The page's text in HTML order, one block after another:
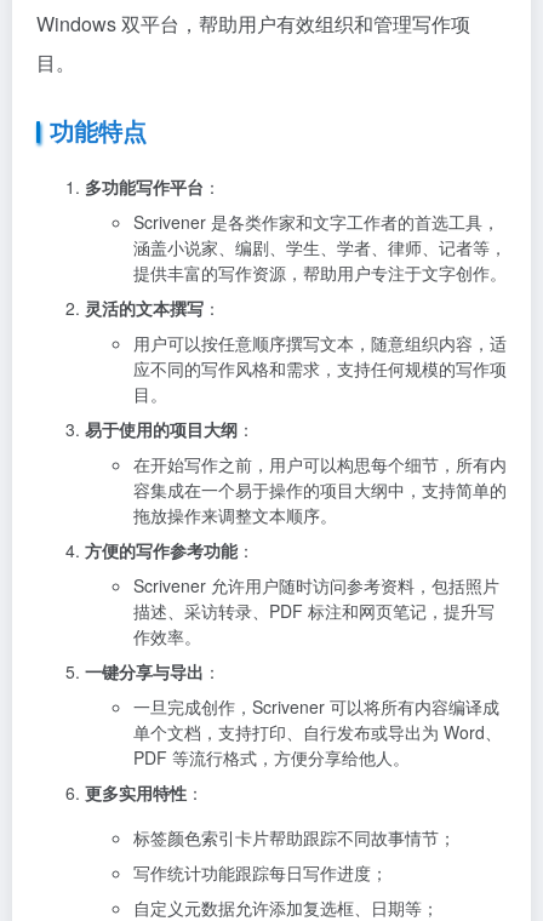
Windows 双平台，帮助用户有效组织和管理写作项
目。
功能特点
多功能写作平台 ：
Scrivener 是各类作家和文字工作者的首选工具，
涵盖小说家、编剧、学生、学者、律师、记者等，
提供丰富的写作资源，帮助用户专注于文字创作。
灵活的文本撰写 ：
用户可以按任意顺序撰写文本，随意组织内容，适
应不同的写作风格和需求，支持任何规模的写作项
目。
易于使用的项目大纲 ：
在开始写作之前，用户可以构思每个细节，所有内
容集成在一个易于操作的项目大纲中，支持简单的
拖放操作来调整文本顺序。
方便的写作参考功能：
Scrivener 允许用户随时访问参考资料，包括照片
描述、采访转录、PDF 标注和网页笔记，提升写
作效率。
一键分享与导出 ：
一旦完成创作，Scrivener 可以将所有内容编译成
单个文档，支持打印、自行发布或导出为 Word、
PDF 等流行格式，方便分享给他人。
更多实用特性 ：
标签颜色索引卡片帮助跟踪不同故事情节；
写作统计功能跟踪每日写作进度；
自定义元数据允许添加复选框、日期等；